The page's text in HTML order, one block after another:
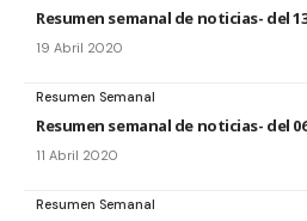
Resumen semanal de noticias- del
19 Abril 2020
Resumen Semanal
Resumen semanal de noticias- del
11 Abril 2020
Resumen Semanal